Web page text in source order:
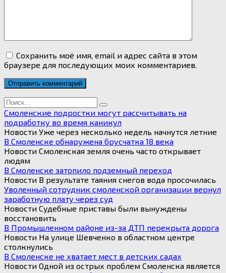
Сохранить моё имя, email и адрес сайта в этом
браузере для последующих моих комментариев.
Search
for:
Смоленские подростки могут рассчитывать на
подработку во время каникул
Новости Уже через несколько недель начнутся летние
В Смоленске обнаружена брусчатка 18 века
Новости Смоленская земля очень часто открывает
людям
В Смоленске затопило подземный переход
Новости В результате таяния снегов вода просочилась
Уволенный сотрудник смоленской организации вернул
заработную плату через суд
Новости Судебные приставы были вынуждены
восстановить
В Промышленном районе из-за ДТП перекрыта дорога
Новости На улице Шевченко в областном центре
столкнулись
В Смоленске не хватает мест в детских садах
Новости Одной из острых проблем Смоленска является